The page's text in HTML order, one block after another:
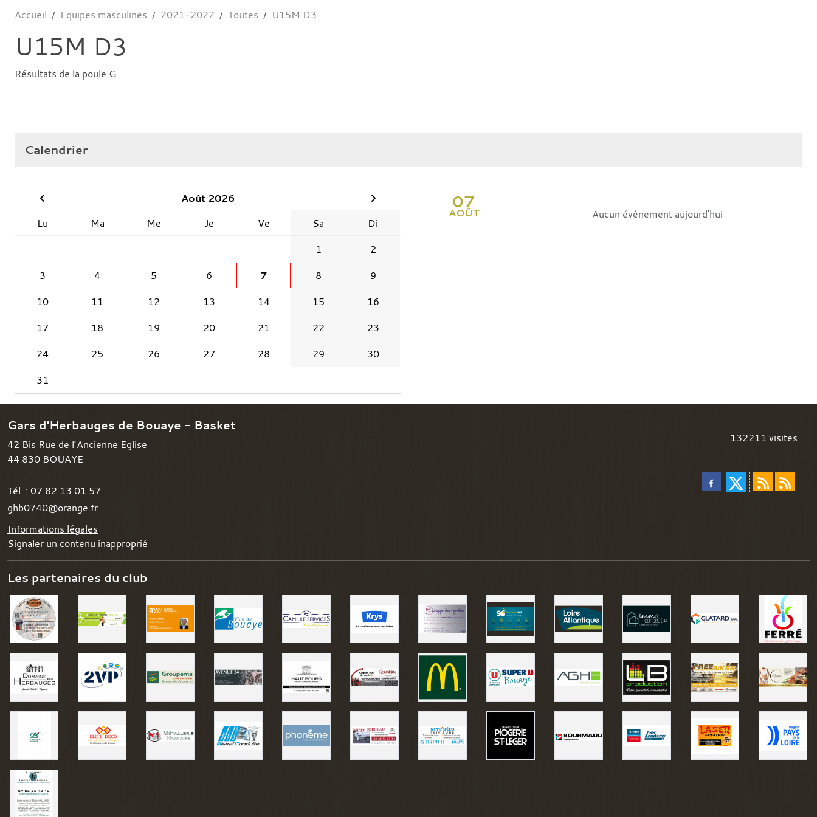
Accueil Equipes masculines 2021-2022 Toutes U15M D3
U15M D3
Résultats de la poule G
Calendrier
Août 2026
Lu
Ma Me Je Ve Sa
Di
1
2
3
4 5 6 7 8
9
10
11 12 13 14 15
16
17
18 19 20 21 22
23
24
25 26 27 28 29
30
31
07
AOÛT Aucun évènement aujourd'hui
Gars d'Herbauges de Bouaye - Basket
42 Bis Rue de l’Ancienne Eglise
44 830 BOUAYE
Tél. : 07 82 13 01 57
ghb0740@orange.fr
Informations légales
Signaler un contenu inapproprié
132211 visites
Les partenaires du club